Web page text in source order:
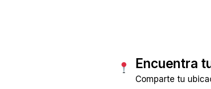
Encuentra
Comparte tu